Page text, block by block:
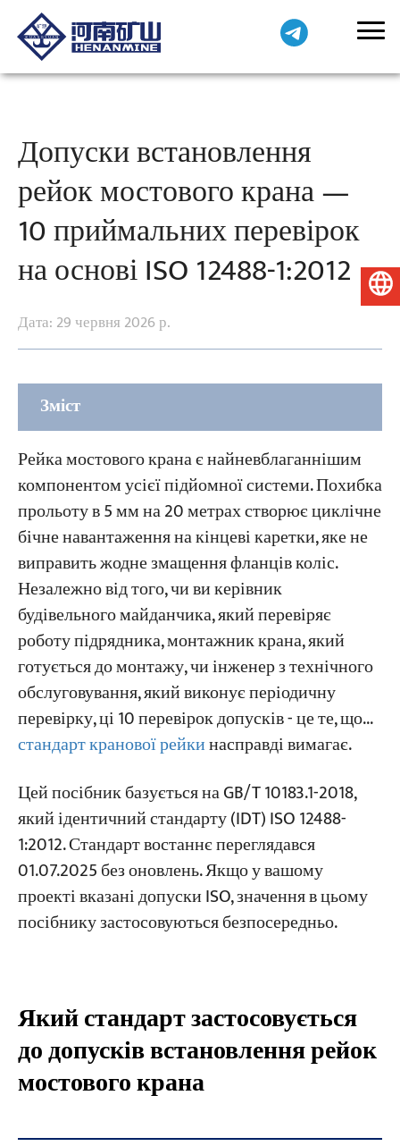
Проекти
Блоги
Програми
Про нас
Допуски встановлення
рейок мостового крана —
10 приймальних перевірок
на основі ISO 12488-1:2012
Дата: 29 червня 2026 р.
Зміст
встановлення рейок мостового крана
Визначення допусків на встановлення рейок
мостового крана
10 перевірок допусків (2 клас)
Перевірка 1 — Допуск прольоту ΔS
Перевірка 2 — Прямолінійність рейки в
горизонтальній площині (повна довжина) B
Перевірка 3 — Прямолінійність рейки в
горизонтальній площині (зразок 2000 мм)
b
Перевірка 4 — Прямолінійність рейки у
вертикальній площині (повна довжина) C
Перевірка 5 — Прямолінійність рейки у
вертикальній площині (зразок 2000 мм) c
Перевірка 6 — Різниця висот між
протилежними рейками E
Перевірка 8 — Зазор між рейками
Перевірка 9 — Нахил рейки G
Перевірка 10 — Відхилення K від
Рейка мостового крана є найневблаганнішим
компонентом усієї підйомної системи. Похибка
прольоту в 5 мм на 20 метрах створює циклічне
бічне навантаження на кінцеві каретки, яке не
виправить жодне змащення фланців коліс.
Незалежно від того, чи ви керівник
будівельного майданчика, який перевіряє
роботу підрядника, монтажник крана, який
готується до монтажу, чи інженер з технічного
обслуговування, який виконує періодичну
перевірку, ці 10 перевірок допусків - це те, що...
стандарт кранової рейкинасправді вимагає.
Цей посібник базується на GB/T 10183.1-2018,
який ідентичний стандарту (IDT) ISO 12488-
1:2012. Стандарт востаннє переглядався
01.07.2025 без оновлень. Якщо у вашому
проекті вказані допуски ISO, значення в цьому
посібнику застосовуються безпосередньо.
Який стандарт застосовується
до допусків встановлення рейок
мостового крана
Українська